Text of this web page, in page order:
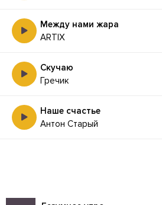
Между нами жара
ARTIX
Скучаю
Гречик
Наше счастье
Антон Старый